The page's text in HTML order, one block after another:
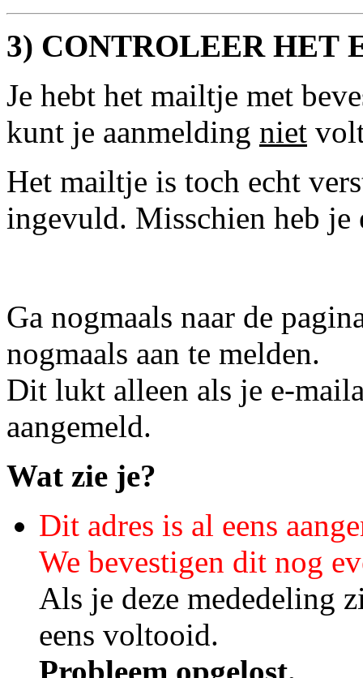
3) CONTROLEER HET
Je hebt het mailtje met
kunt je aanmelding niet
Het mailtje is toch echt
ingevuld. Misschien heb je
Ga nogmaals naar de
nogmaals aan te melden.
Dit lukt alleen als je e-
aangemeld.
Wat zie je?
Dit adres is al eens
We bevestigen dit nog
Als je deze mededeling
eens voltooid.
Probleem opgelost.